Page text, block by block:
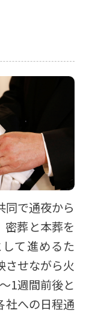
同で通夜から
密葬と本葬を
て進めるた
させながら火
1週間前後と
社への日程通